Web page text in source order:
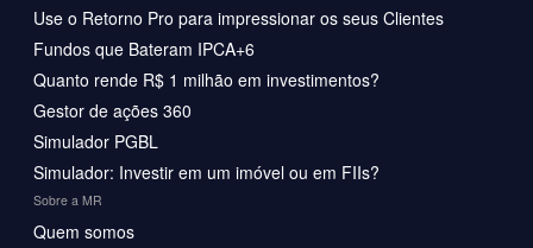
Use o Retorno Pro para impressionar os seus Clientes
Fundos que Bateram IPCA+6
Quanto rende R$ 1 milhão em investimentos?
Gestor de ações 360
Simulador PGBL
Simulador: Investir em um imóvel ou em FIIs?
Sobre a MR
Quem somos